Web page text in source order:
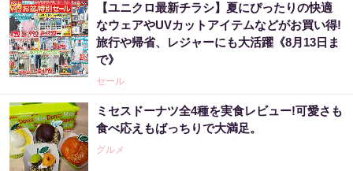
【ユニクロ最新チラシ】夏にぴったりの快適
なウェアやUVカットアイテムなどがお買い得!
旅行や帰省、レジャーにも大活躍《8月13日ま
で》
セール
ミセスドーナツ全4種を実食レビュー!可愛さも
食べ応えもばっちりで大満足。
グルメ